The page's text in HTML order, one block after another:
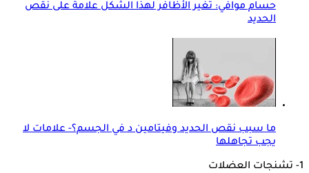
حسام موافي: تغير الأظافر لهذا الشكل علامة على نقص
الحديد
ما سبب نقص الحديد وفيتامين د في الجسم؟- علامات لا
يجب تجاهلها
1- تشنجات العضلات